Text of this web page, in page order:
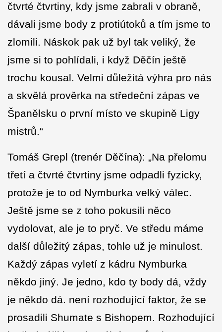
čtvrté čtvrtiny, kdy jsme zabrali v obraně,
dávali jsme body z protiútoků a tím jsme to
zlomili. Náskok pak už byl tak veliký, že
jsme si to pohlídali, i když Děčín ještě
trochu kousal. Velmi důležitá výhra pro nás
a skvělá prověrka na středeční zápas ve
Španělsku o první místo ve skupině Ligy
mistrů.“
Tomáš Grepl (trenér Děčína): „Na přelomu
třetí a čtvrté čtvrtiny jsme odpadli fyzicky,
protože je to od Nymburka velký válec.
Ještě jsme se z toho pokusili něco
vydolovat, ale je to pryč. Ve středu máme
další důležitý zápas, tohle už je minulost.
Každý zápas vyletí z kádru Nymburka
někdo jiný. Je jedno, kdo ty body dá, vždy
je někdo dá. není rozhodující faktor, že se
prosadili Shumate s Bishopem. Rozhodující